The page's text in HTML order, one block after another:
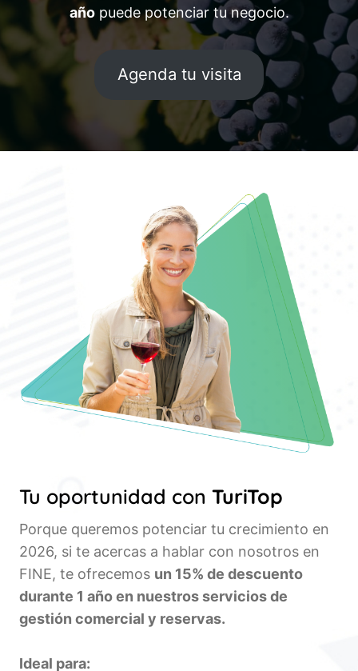
añopuede potenciar tu negocio.
Agenda tu visita
Tu oportunidad con TuriTop
Porque queremos potenciar tu crecimiento en
2026, si te acercas a hablar con nosotros en
FINE, te ofrecemos un 15% de descuento
durante 1 año en nuestros servicios de
gestión comercial y reservas.
Ideal para: